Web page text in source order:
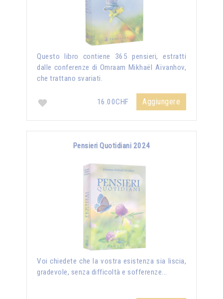
Questo libro contiene 365 pensieri, estratti
dalle conferenze di Omraam Mikhaël Aïvanhov,
che trattano svariati.
16.00CHF Aggiungere
Pensieri Quotidiani 2024
Voi chiedete che la vostra esistenza sia liscia,
gradevole, senza difficoltà e sofferenze...